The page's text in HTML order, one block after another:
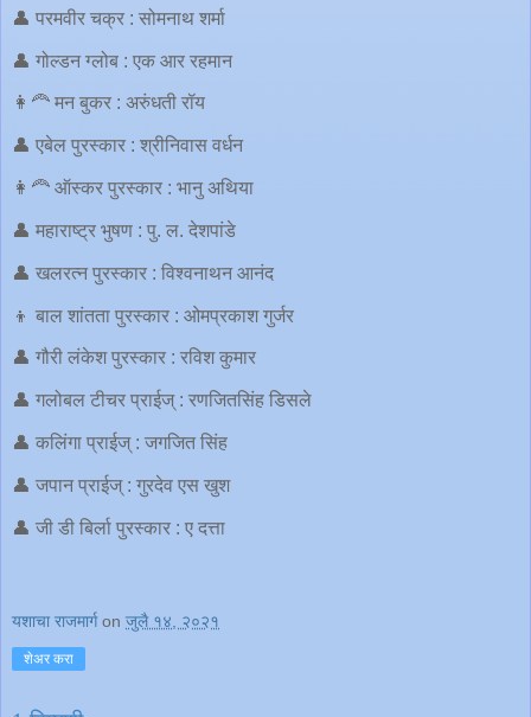
👤 परमवीर चक्र : सोमनाथ शर्मा
👤 गोल्डन ग्लोब : एक आर रहमान
👩‍🦰 मन बुकर : अरुंधती रॉय
👤 एबेल पुरस्कार : श्रीनिवास वर्धन
👩‍🦰 ऑस्कर पुरस्कार : भानु अथिया
👤 महाराष्ट्र भुषण : पु. ल. देशपांडे
👤 खलरत्न पुरस्कार : विश्वनाथन आनंद
👦 बाल शांतता पुरस्कार : ओमप्रकाश गुर्जर
👤 गौरी लंकेश पुरस्कार : रविश कुमार
👤 गलोबल टीचर प्राईज् : रणजितसिंह डिसले
👤 कलिंगा प्राईज् : जगजित सिंह
👤 जपान प्राईज् : गुरदेव एस खुश
👤 जी डी बिर्ला पुरस्कार : ए दत्ता
यशाचा राजमार्ग on जुलै १४, २०२१
शेअर करा